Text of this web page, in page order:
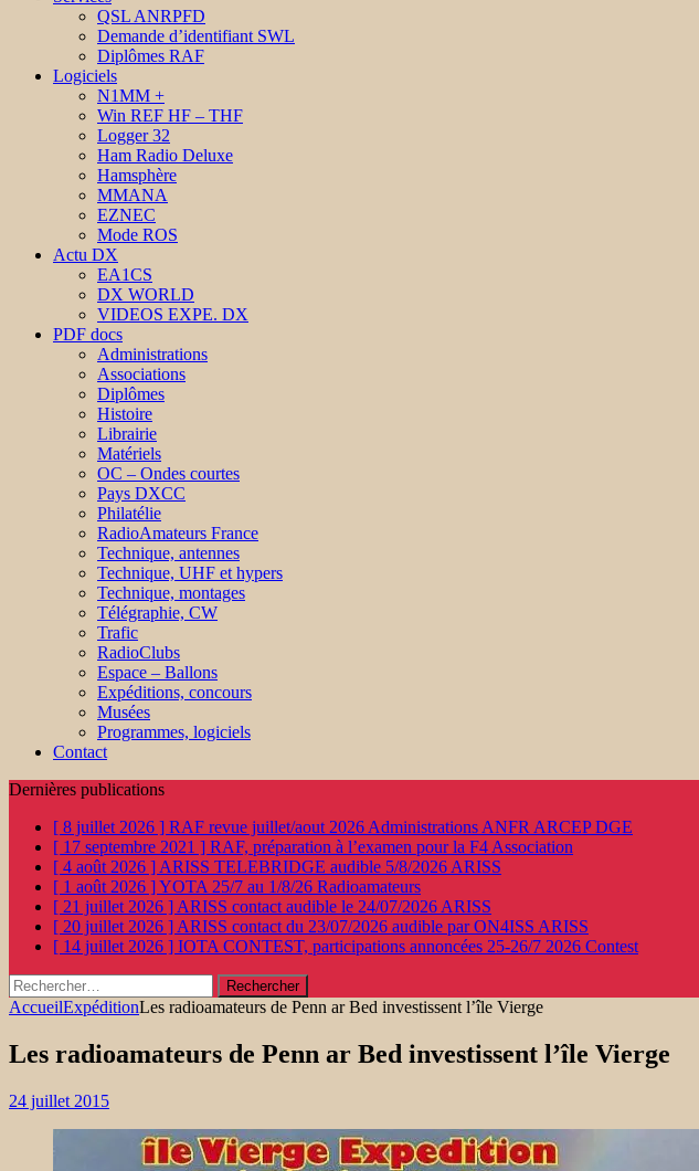
QSL ANRPFD
Demande d’identifiant SWL
Diplômes RAF
Logiciels
N1MM +
Win REF HF – THF
Logger 32
Ham Radio Deluxe
Hamsphère
MMANA
EZNEC
Mode ROS
Actu DX
EA1CS
DX WORLD
VIDEOS EXPE. DX
PDF docs
Administrations
Associations
Diplômes
Histoire
Librairie
Matériels
OC – Ondes courtes
Pays DXCC
Philatélie
RadioAmateurs France
Technique, antennes
Technique, UHF et hypers
Technique, montages
Télégraphie, CW
Trafic
RadioClubs
Espace – Ballons
Expéditions, concours
Musées
Programmes, logiciels
Contact
Dernières publications
[ 8 juillet 2026 ] RAF revue juillet/aout 2026 Administrations ANFR ARCEP DGE
[ 17 septembre 2021 ] RAF, préparation à l’examen pour la F4 Association
[ 4 août 2026 ] ARISS TELEBRIDGE audible 5/8/2026 ARISS
[ 1 août 2026 ]YOTA 25/7 au 1/8/26 Radioamateurs
[ 21 juillet 2026 ] ARISS contact audible le 24/07/2026 ARISS
[ 20 juillet 2026 ] ARISS contact du 23/07/2026 audible par ON4ISS ARISS
[ 14 juillet 2026 ] IOTA CONTEST, participations annoncées 25-26/7 2026 Contest
Rechercher :
AccueilExpéditionLes radioamateurs de Penn ar Bed investissent l’île Vierge
Les radioamateurs de Penn ar Bed investissent l’île Vierge
24 juillet 2015